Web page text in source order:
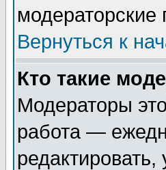
Вернуться к
Кто такие
Модераторы
работа —